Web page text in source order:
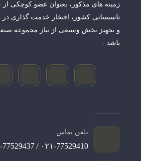
زمینه های مذکور، بعنوان عضو کوچکی از
تاسیساتی کشور، افتخار خدمت گذاری در
و تجهیز بخش وسیعی از نیاز مجموعه
باشد .
تلفن تماس
۰۲۱-77529410 / 021-77529437